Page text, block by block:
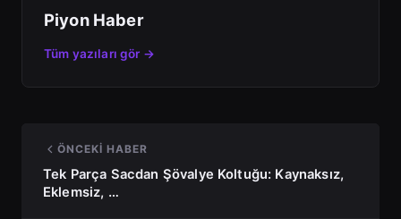
Piyon Haber
Tüm yazıları gör →
ÖNCEKI HABER
Tek Parça Sacdan Şövalye Koltuğu: Kaynaksız,
Eklemsiz, …